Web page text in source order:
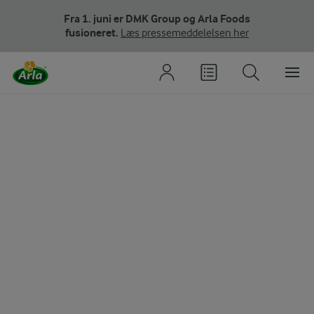
Fra 1. juni er DMK Group og Arla Foods
fusioneret. Læs pressemeddelelsen her